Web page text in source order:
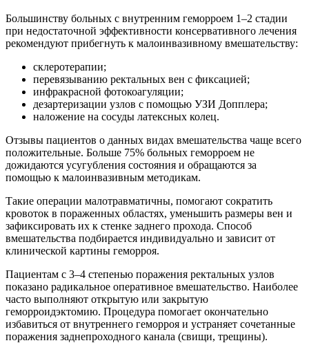
Большинству больных с внутренним геморроем 1–2 стадии
при недостаточной эффективности консервативного лечения
рекомендуют прибегнуть к малоинвазивному вмешательству:
склеротерапии;
перевязыванию ректальных вен с фиксацией;
инфракрасной фотокоагуляции;
дезартеризации узлов с помощью УЗИ Допплера;
наложение на сосуды латексных колец.
Отзывы пациентов о данных видах вмешательства чаще всего
положительные. Больше 75% больных геморроем не
дожидаются усугубления состояния и обращаются за
помощью к малоинвазивным методикам.
Такие операции малотравматичны, помогают сократить
кровоток в пораженных областях, уменьшить размеры вен и
зафиксировать их к стенке заднего прохода. Способ
вмешательства подбирается индивидуально и зависит от
клинической картины геморроя.
Пациентам с 3–4 степенью поражения ректальных узлов
показано радикальное оперативное вмешательство. Наиболее
часто выполняют открытую или закрытую
геморроидэктомию. Процедура помогает окончательно
избавиться от внутреннего геморроя и устраняет сочетанные
поражения заднепроходного канала (свищи, трещины).